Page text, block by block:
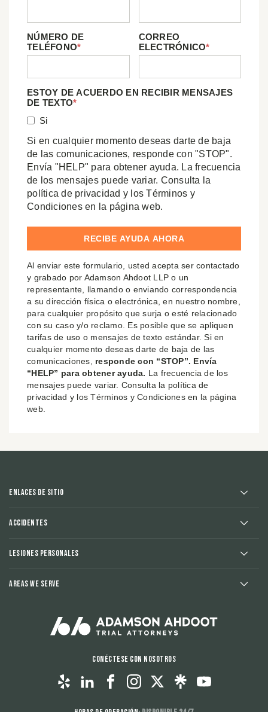
NÚMERO DE
TELÉFONO*
CORREO
ELECTRÓNICO*
ESTOY DE ACUERDO EN RECIBIR MENSAJES
DE TEXTO*
Si
Si en cualquier momento deseas darte de baja
de las comunicaciones, responde con "STOP".
Envía "HELP" para obtener ayuda. La frecuencia
de los mensajes puede variar. Consulta la
política de privacidad y los Términos y
Condiciones en la página web.
Al enviar este formulario, usted acepta ser contactado
y grabado por Adamson Ahdoot LLP o un
representante, llamando o enviando correspondencia
a su dirección física o electrónica, en nuestro nombre,
para cualquier propósito que surja o esté relacionado
con su caso y/o reclamo. Es posible que se apliquen
tarifas de uso o mensajes de texto estándar. Si en
cualquier momento deseas darte de baja de las
comunicaciones, responde con “STOP”. Envía
“HELP” para obtener ayuda. La frecuencia de los
mensajes puede variar. Consulta la política de
privacidad y los Términos y Condiciones en la página
web.
Enlaces de sitio
Accidentes
Lesiones Personales
Areas We Serve
Conéctese con nosotros